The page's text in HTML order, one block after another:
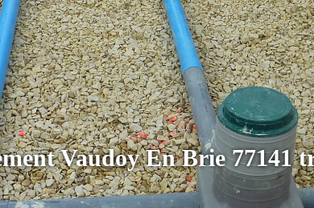
Vaudoy En Brie 77141